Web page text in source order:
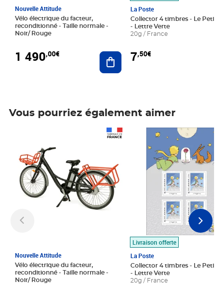
Nouvelle Attitude
Vélo électrique du facteur,
reconditionné - Taille normale -
Noir/ Rouge
1 490,00€ Ajouter au panier
La Poste
Collector 4 timbres - Le Petit
- Lettre Verte
20g / France
7,50€
Vous pourriez également aimer
Nouvelle Attitude
Vélo électrique du facteur,
reconditionné - Taille normale -
Noir/ Rouge
Livraison offerte
La Poste
Collector 4 timbres - Le Petit
- Lettre Verte
20g / France
Prix 7,50€